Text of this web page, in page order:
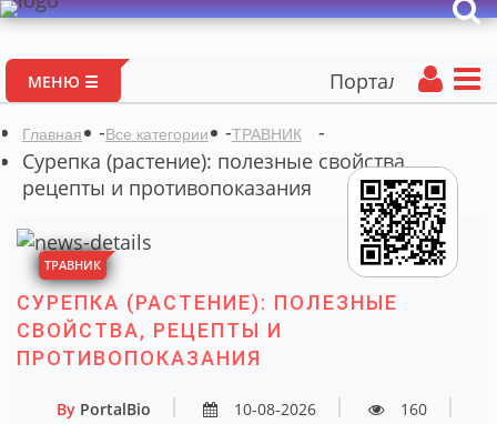
МЕНЮ ☰ Портал авторских
Главная -Все категории -ТРАВНИК
-
Сурепка (растение): полезные свойства,
рецепты и противопоказания
ТРАВНИК
СУРЕПКА (РАСТЕНИЕ): ПОЛЕЗНЫЕ
СВОЙСТВА, РЕЦЕПТЫ И
ПРОТИВОПОКАЗАНИЯ
By PortalBio 10-08-2026
160